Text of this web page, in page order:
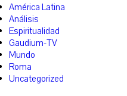
América Latina
Análisis
Espiritualidad
Gaudium-TV
Mundo
Roma
Uncategorized